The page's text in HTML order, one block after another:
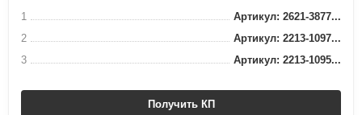
1
Артикул: 2621-3877...
2
Артикул: 2213-1097...
3
Артикул: 2213-1095...
Получить КП